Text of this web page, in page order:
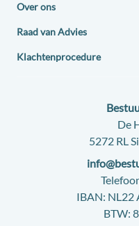
Over ons
Raad van Advies
Klachtenprocedure
De
5272 RL
E-
mail:
IBAN: NL22
BTW: